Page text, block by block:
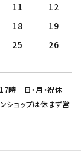
11
12
18
19
25
26
時 日・月・祝休
ショップは休まず営